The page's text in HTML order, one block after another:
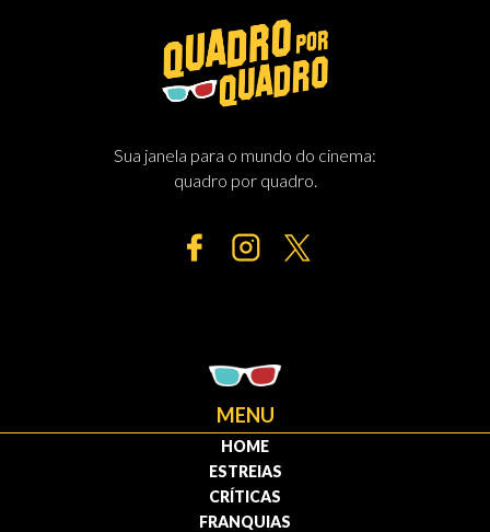
Sua janela para o mundo do cinema:
quadro por quadro.
MENU
HOME
ESTREIAS
CRÍTICAS
FRANQUIAS